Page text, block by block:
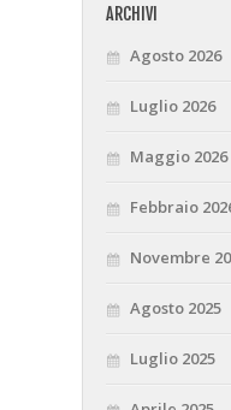
ARCHIVI
Agosto 2026
Luglio 2026
Maggio 2026
Febbraio
Novembre
Agosto 2025
Luglio 2025